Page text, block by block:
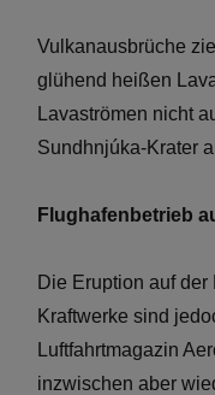
Vulkanausbrüche
glühend heißen
Lavaströmen nicht
Sundhnjúka-Krater
Flughafenbetrieb
Die Eruption auf
Kraftwerke sind
Luftfahrtmagazin
inzwischen aber